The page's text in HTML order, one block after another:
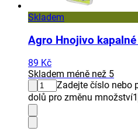
Skladem
Agro Hnojivo
89 Kč
Skladem méně než 5
Zadejte číslo nebo
dolů pro změnu množství1